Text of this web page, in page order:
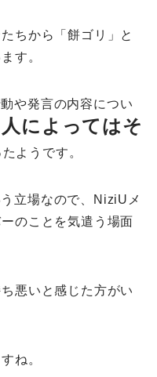
ちから「餅ゴリ」と
す。
や発言の内容につい
人によってはそ
ようです。
立場なので、NiziUメ
のことを気遣う場面
悪いと感じた方がい
ね。